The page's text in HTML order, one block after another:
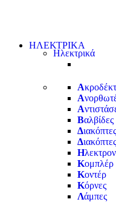
ΗΛΕΚΤΡΙΚΑ
Ηλεκτρικά
Α
Α
Α
Βαλβίδες
Δ
Δ
Η
Κομπλέρ
Κοντέρ
Κόρνες
Λάμπες